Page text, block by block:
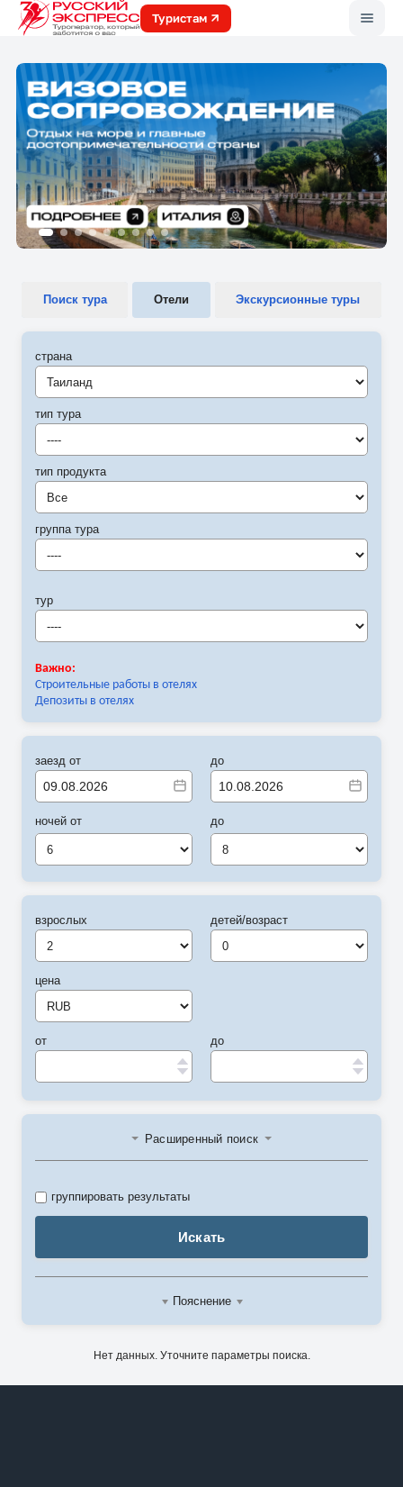
Туристам
Поиск тура Отели Экскурсионные туры
страна
Таиланд
тип тура
----
тип продукта
Все
группа тура
----
тур
----
Важно:
Строительные работы в отелях
Депозиты в отелях
заезд от
ночей от
6
до
до
8
взрослых
цена
от
детей/возраст
до
Расширенный поиск
Искать
группировать результаты
Пояснение
Нет данных. Уточните параметры поиска.